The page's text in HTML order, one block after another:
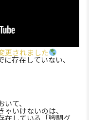
更されました
存在していない、
て、
いけないのは、